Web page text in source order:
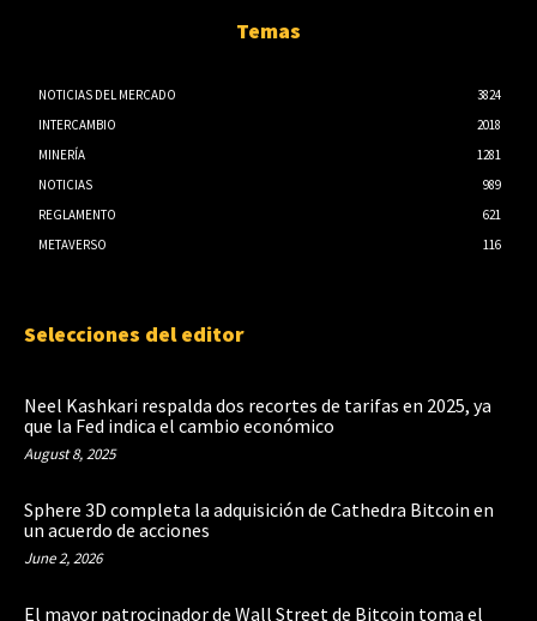
Temas
NOTICIAS DEL MERCADO
3824
INTERCAMBIO
2018
MINERÍA
1281
NOTICIAS
989
REGLAMENTO
621
METAVERSO
116
Selecciones del editor
Neel Kashkari respalda dos recortes de tarifas en 2025, ya
que la Fed indica el cambio económico
August 8, 2025
Sphere 3D completa la adquisición de Cathedra Bitcoin en
un acuerdo de acciones
June 2, 2026
El mayor patrocinador de Wall Street de Bitcoin toma el